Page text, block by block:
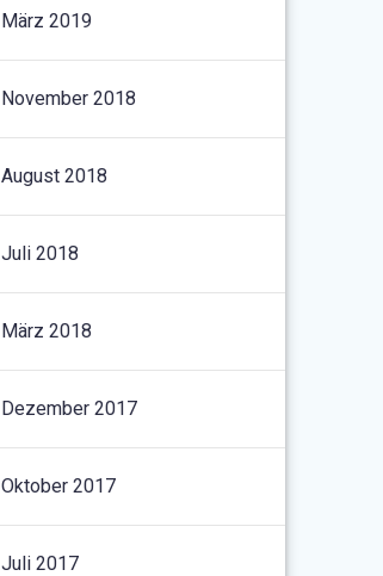
März 2019
November 2018
August 2018
Juli 2018
März 2018
Dezember 2017
Oktober 2017
Juli 2017